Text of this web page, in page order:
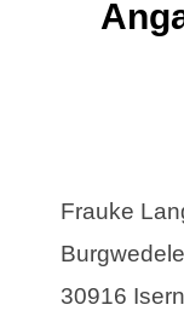
Frauke
30916